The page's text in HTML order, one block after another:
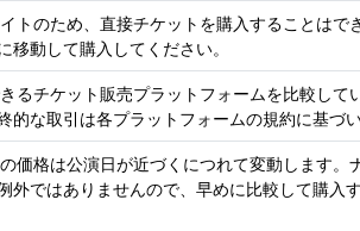
トのため、直接チケットを購入することはで
移動して購入してください。
るチケット販売プラットフォームを比較して
的な取引は各プラットフォームの規約に基づい
価格は公演日が近づくにつれて変動します。
外ではありませんので、早めに比較して購入